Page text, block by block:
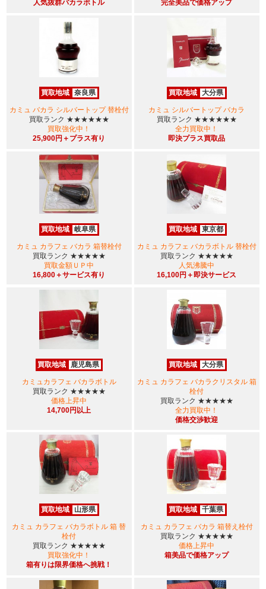
人気抜群バカラボトル
完全美品で価格アップ
買取地域 奈良県
カミュ バカラ シルバートップ 替栓付
買取ランク ★★★★★★
買取強化中！
25,900円＋プラス有り
買取地域 大分県
カミュ シルバートップ バカラ
買取ランク ★★★★★★
全力買取中！
即決プラス買取品
買取地域 岐阜県
カミュ カラフェ バカラ 箱替栓付
買取ランク ★★★★★
買取金額ＵＰ中
16,800＋サービス有り
買取地域 東京都
カミュ カラフェ バカラボトル 替栓付
買取ランク ★★★★★
人気沸騰中
16,100円＋即決サービス
買取地域 鹿児島県
カミュカラフェ バカラボトル
買取ランク ★★★★★
価格上昇中
14,700円以上
買取地域 大分県
カミュ カラフェ バカラクリスタル 箱
栓付
買取ランク ★★★★★
全力買取中！
価格交渉歓迎
買取地域 山形県
カミュ カラフェ バカラボトル 箱 替
栓付
買取ランク ★★★★★
買取強化中！
箱有りは限界価格へ挑戦！
買取地域 千葉県
カミュ カラフェ バカラ 箱替え栓付
買取ランク ★★★★★
価格上昇中
箱美品で価格アップ